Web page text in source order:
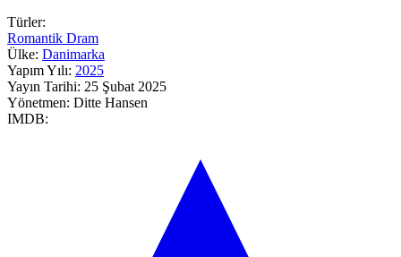
Türler:
Romantik Dram
Ülke: Danimarka
Yapım Yılı: 2025
Yayın Tarihi: 25 Şubat 2025
Yönetmen: Ditte Hansen
IMDB: